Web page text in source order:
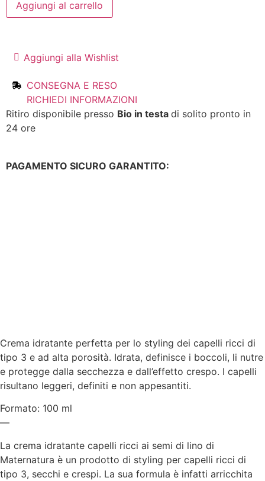
Aggiungi al carrello
Aggiungi alla Wishlist
CONSEGNA E RESO
RICHIEDI INFORMAZIONI
Ritiro disponibile presso Bio in testa di solito pronto in
24 ore
PAGAMENTO SICURO GARANTITO:
Crema idratante perfetta per lo styling dei capelli ricci di
tipo 3 e ad alta porosità. Idrata, definisce i boccoli, li nutre
e protegge dalla secchezza e dall’effetto crespo. I capelli
risultano leggeri, definiti e non appesantiti.
Formato: 100 ml
—
La crema idratante capelli ricci ai semi di lino di
Maternatura è un prodotto di styling per capelli ricci di
tipo 3, secchi e crespi. La sua formula è infatti arricchita